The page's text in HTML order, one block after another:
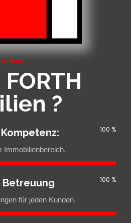
WIR?
?
Immobilienbereich.
100 %
Betreuung
für jeden Kunden.
100 %